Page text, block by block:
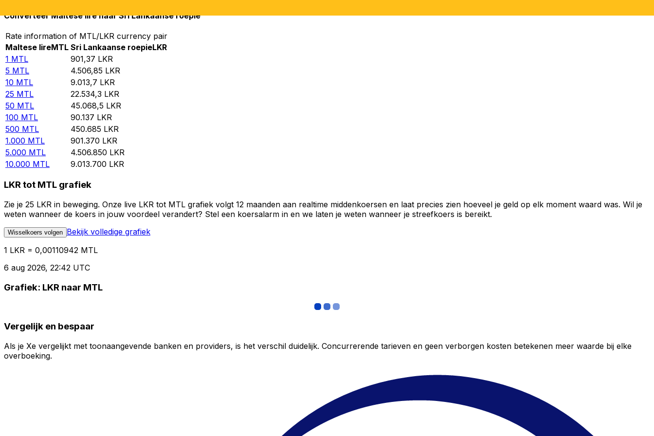
Converteer Maltese lire naar Sri Lankaanse roepie
Rate information of MTL/LKR currency pair
Maltese lireMTL Sri Lankaanse roepieLKR
1 MTL 901,37 LKR
5 MTL 4.506,85 LKR
10 MTL 9.013,7 LKR
25 MTL 22.534,3 LKR
50 MTL 45.068,5 LKR
100 MTL 90.137 LKR
500 MTL 450.685 LKR
1.000 MTL 901.370 LKR
5.000 MTL 4.506.850 LKR
10.000 MTL 9.013.700 LKR
LKR tot MTL grafiek
Zie je 25 LKR in beweging. Onze live LKR tot MTL grafiek volgt 12 maanden aan realtime middenkoersen en laat precies zien hoeveel je geld op elk moment waard was. Wil je
weten wanneer de koers in jouw voordeel verandert? Stel een koersalarm in en we laten je weten wanneer je streefkoers is bereikt.
Wisselkoers volgen Bekijk volledige grafiek
1 LKR = 0,00110942 MTL
6 aug 2026, 22:42 UTC
Grafiek: LKR naar MTL
Vergelijk en bespaar
Als je Xe vergelijkt met toonaangevende banken en providers, is het verschil duidelijk. Concurrerende tarieven en geen verborgen kosten betekenen meer waarde bij elke
overboeking.